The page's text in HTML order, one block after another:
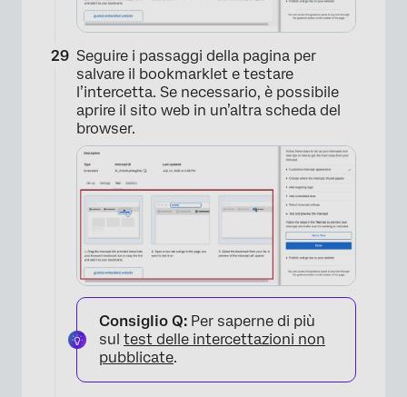
Seguire i passaggi della pagina per
salvare il bookmarklet e testare
l’intercetta. Se necessario, è possibile
aprire il sito web in un’altra scheda del
browser.
Consiglio Q: Per saperne di più
sul test delle intercettazioni non
pubblicate.